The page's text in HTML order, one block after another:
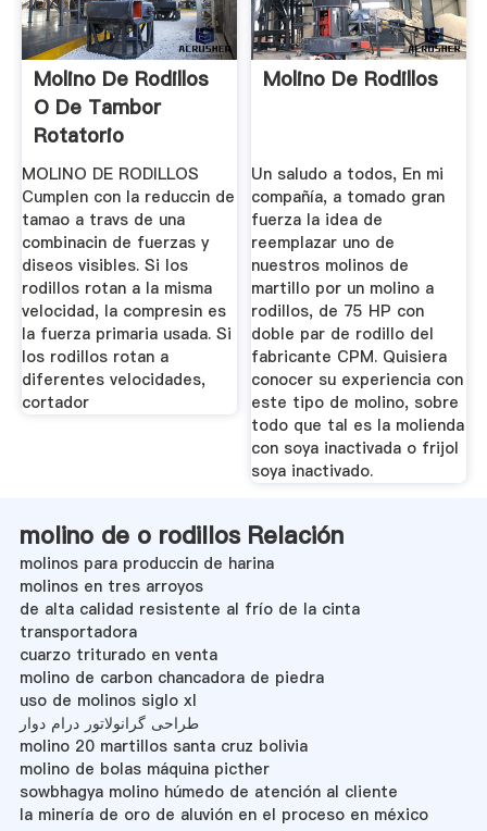
Molino De Rodillos
O De Tambor
Rotatorio
MOLINO DE RODILLOS
Cumplen con la reduccin de
tamao a travs de una
combinacin de fuerzas y
diseos visibles. Si los
rodillos rotan a la misma
velocidad, la compresin es
la fuerza primaria usada. Si
los rodillos rotan a
diferentes velocidades,
cortador
Molino De Rodillos
Un saludo a todos, En mi
compañía, a tomado gran
fuerza la idea de
reemplazar uno de
nuestros molinos de
martillo por un molino a
rodillos, de 75 HP con
doble par de rodillo del
fabricante CPM. Quisiera
conocer su experiencia con
este tipo de molino, sobre
todo que tal es la molienda
con soya inactivada o frijol
soya inactivado.
molino de o rodillos Relación
molinos para produccin de harina
molinos en tres arroyos
de alta calidad resistente al frío de la cinta
transportadora
cuarzo triturado en venta
molino de carbon chancadora de piedra
uso de molinos siglo xl
طراحی گرانولاتور درام دوار
molino 20 martillos santa cruz bolivia
molino de bolas máquina picther
sowbhagya molino húmedo de atención al cliente
la minería de oro de aluvión en el proceso en méxico